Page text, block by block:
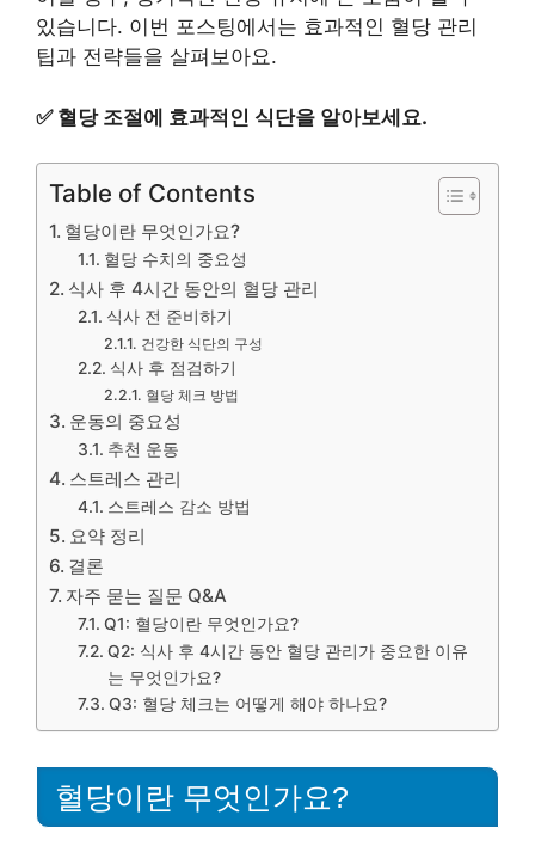
있습니다. 이번 포스팅에서는 효과적인 혈당 관리
팁과 전략들을 살펴보아요.
✅ 혈당 조절에 효과적인 식단을 알아보세요.
Table of Contents
혈당이란 무엇인가요?
혈당 수치의 중요성
식사 후 4시간 동안의 혈당 관리
식사 전 준비하기
건강한 식단의 구성
식사 후 점검하기
혈당 체크 방법
운동의 중요성
추천 운동
스트레스 관리
스트레스 감소 방법
요약 정리
결론
자주 묻는 질문 Q&A
Q1: 혈당이란 무엇인가요?
Q2: 식사 후 4시간 동안 혈당 관리가 중요한 이유
는 무엇인가요?
Q3: 혈당 체크는 어떻게 해야 하나요?
혈당이란 무엇인가요?